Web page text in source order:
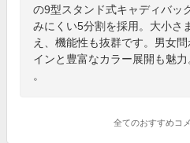
の9型スタンド式キャディバッ
みにくい5分割を採用。大小さ
え、機能性も抜群です。男女
インと豊富なカラー展開も魅
。
全てのおすすめコ